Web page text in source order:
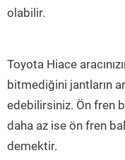
olabilir.
Toyota Hiace
bitmediğini jantların
edebilirsiniz. Ön fren
daha az ise ön fren
demektir.